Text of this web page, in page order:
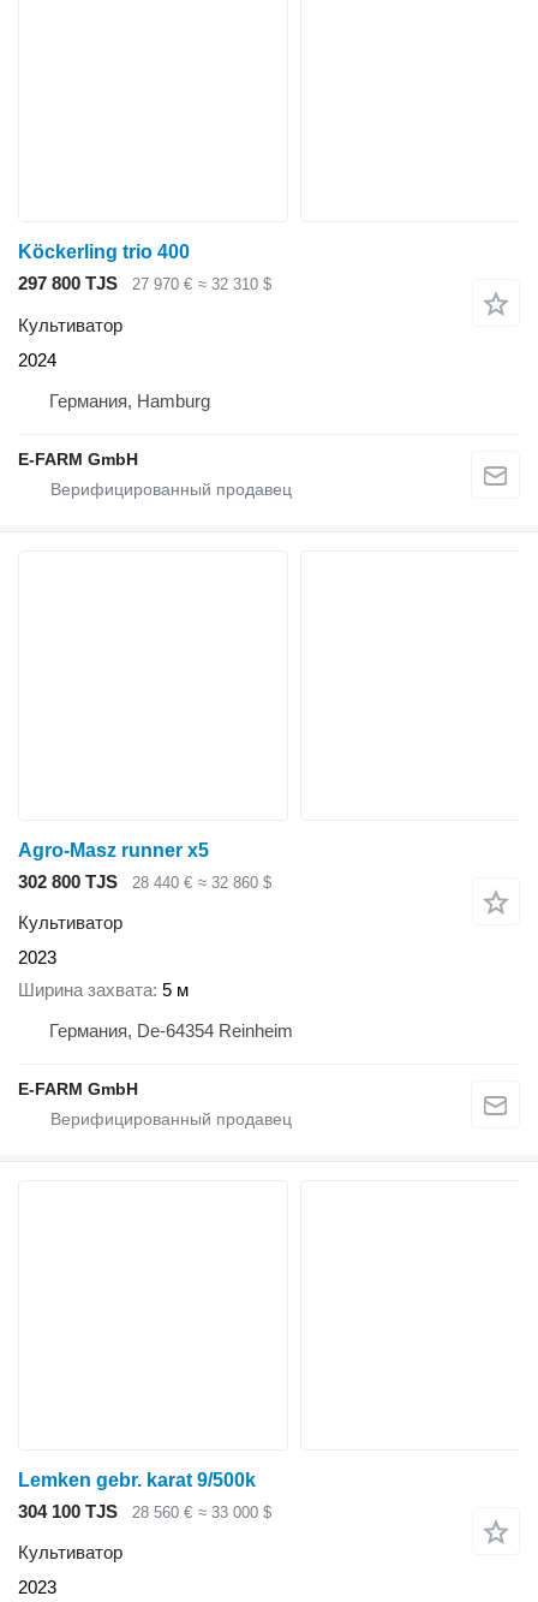
Köckerling trio 400
297 800 TJS
27 970 € ≈ 32 310 $
Культиватор
2024
Германия, Hamburg
E-FARM GmbH
Agro-Masz runner x5
302 800 TJS
28 440 € ≈ 32 860 $
Культиватор
2023
Ширина захвата 5 м
Германия, De-64354 Reinheim
E-FARM GmbH
Lemken gebr. karat 9/500k
304 100 TJS
28 560 € ≈ 33 000 $
Культиватор
2023